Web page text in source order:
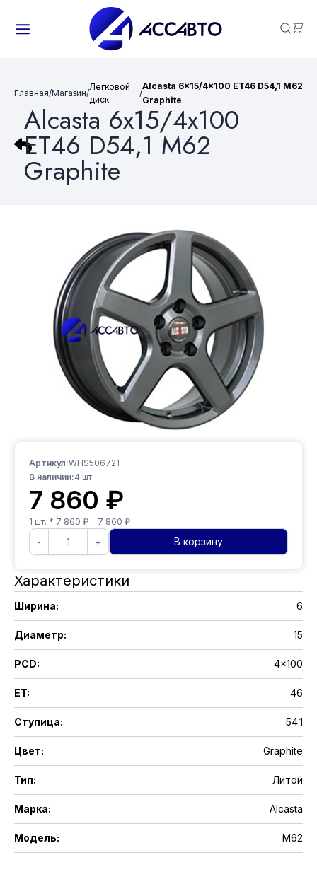
Главная/Магазин/
Легковой
диск
/
Alcasta 6x15/4x100 ET46 D54,1 M62
Graphite
Alcasta 6x15/4x100
ET46 D54,1 M62
Graphite
Характеристики
Ширина: 6
Диаметр: 15
PCD: 4x100
ET: 46
Ступица: 54.1
Цвет: Graphite
Тип: Литой
Марка: Alcasta
Модель: M62
Артикул:WHS506721
В наличии:4 шт.
7 860 ₽
1 шт. * 7 860 ₽ = 7 860 ₽
- + В корзину